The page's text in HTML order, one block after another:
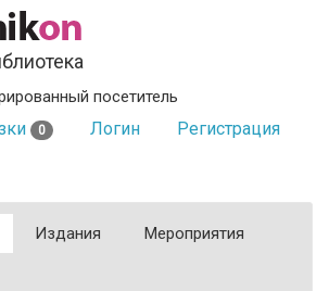
посетитель
0 Логин Регистрация
Издания Мероприятия